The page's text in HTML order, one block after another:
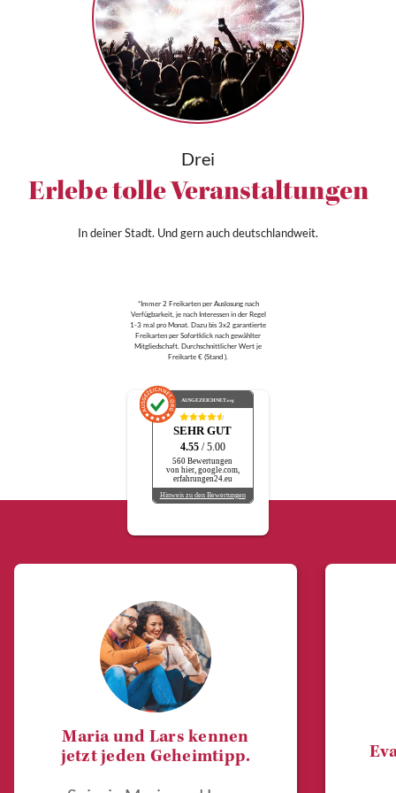
Drei
Erlebe tolle Veranstaltungen
In deiner Stadt. Und gern auch deutschlandweit.
*Immer 2 Freikarten per Auslosung nach
Verfügbarkeit, je nach Interessen in der Regel
1-3 mal pro Monat. Dazu bis 3x2 garantierte
Freikarten per Sofortklick nach gewählter
Mitgliedschaft. Durchschnittlicher Wert je
Freikarte € (Stand ).
AUSGEZEICHNET.org
SEHR GUT
4.55 / 5.00
560 Bewertungen
von hier, google.com,
erfahrungen24.eu
Hinweis zu den Bewertungen
Maria und Lars kennen
jetzt jeden Geheimtipp.